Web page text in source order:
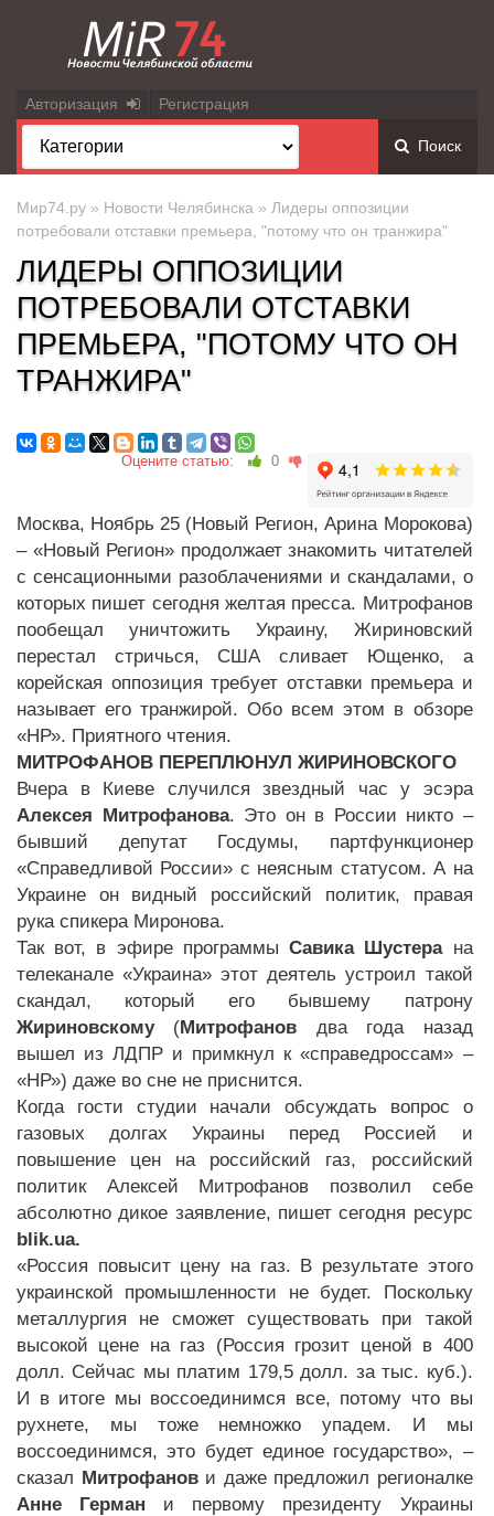
Авторизация Регистрация
Поиск
Мир74.ру » Новости Челябинска » Лидеры оппозиции
потребовали отставки премьера, "потому что он транжира"
ЛИДЕРЫ ОППОЗИЦИИ
ПОТРЕБОВАЛИ ОТСТАВКИ
ПРЕМЬЕРА, "ПОТОМУ ЧТО ОН
ТРАНЖИРА"
Оцените статью: 0
Москва, Ноябрь 25 (Новый Регион, Арина Морокова)
– «Новый Регион» продолжает знакомить читателей
с сенсационными разоблачениями и скандалами, о
которых пишет сегодня желтая пресса. Митрофанов
пообещал уничтожить Украину, Жириновский
перестал стричься, США сливает Ющенко, а
корейская оппозиция требует отставки премьера и
называет его транжирой. Обо всем этом в обзоре
«НР». Приятного чтения.
МИТРОФАНОВ ПЕРЕПЛЮНУЛ ЖИРИНОВСКОГО
Вчера в Киеве случился звездный час у эсэра
Алексея Митрофанова. Это он в России никто –
бывший депутат Госдумы, партфункционер
«Справедливой России» с неясным статусом. А на
Украине он видный российский политик, правая
рука спикера Миронова.
Так вот, в эфире программыСавика Шустерана
телеканале «Украина» этот деятель устроил такой
скандал, который его бывшему патрону
Жириновскому(Митрофанов два года назад
вышел из ЛДПР и примкнул к «справедроссам» –
«НР») даже во сне не приснится.
Когда гости студии начали обсуждать вопрос о
газовых долгах Украины перед Россией и
повышение цен на российский газ, российский
политик Алексей Митрофанов позволил себе
абсолютно дикое заявление, пишет сегодня ресурс
blik.ua.
«Россия повысит цену на газ. В результате этого
украинской промышленности не будет. Поскольку
металлургия не сможет существовать при такой
высокой цене на газ (Россия грозит ценой в 400
долл. Сейчас мы платим 179,5 долл. за тыс. куб.).
И в итоге мы воссоединимся все, потому что вы
рухнете, мы тоже немножко упадем. И мы
воссоединимся, это будет единое государство», –
сказал Митрофанови даже предложил регионалке
Анне Герман и первому президенту Украины